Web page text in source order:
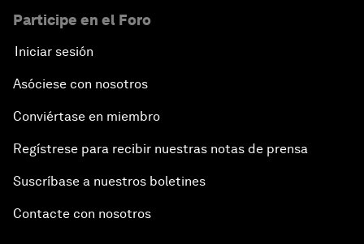
Participe en el Foro
Iniciar sesión
Asóciese con nosotros
Conviértase en miembro
Regístrese para recibir nuestras notas de prensa
Suscríbase a nuestros boletines
Contacte con nosotros